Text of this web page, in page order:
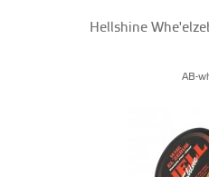
Hellshine
AB-